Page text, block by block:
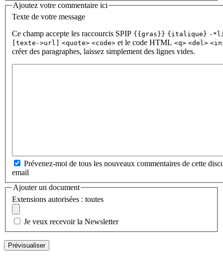
Ajoutez votre commentaire ici
Texte de votre message
Ce champ accepte les raccourcis SPIP {{gras}} {italique} -
[texte->url]
<quote> <code> et le code HTML <q> <del>
créer des paragraphes, laissez simplement des lignes vides.
Prévenez-moi de tous les nouveaux commentaires de cette
email
Ajouter un document
Extensions autorisées : toutes
Je veux recevoir la Newsletter